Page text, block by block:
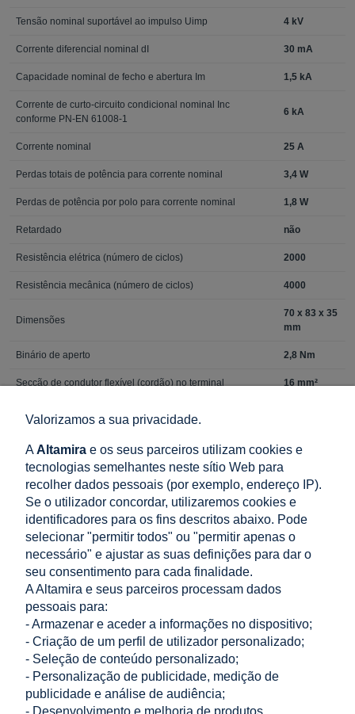
Tensão nominal suportável ao impulso Uimp 4 kV
Corrente diferencial nominal dI 30 mA
Capacidade nominal de fecho e abertura Im 1,5 kA
Corrente de curto-circuito condicional nominal Inc
conforme PN-EN 61008-1
6 kA
Corrente nominal 25 A
Perdas totais de potência para corrente nominal 3,4 W
Perdas de potência por polo para corrente nominal 1,8 W
Retardado não
Resistência elétrica (número de ciclos) 2000
Resistência mecânica (número de ciclos) 4000
Dimensões
70 x 83 x 35
mm
Binário de aperto 2,8 Nm
Secção de condutor flexível (cordão) no terminal 16 mm²
Tipo de ligação
parafuso
Norma EN 61008-1
Diretiva europeia RoHs conforme
Grau de proteção IP20
Tipo de interruptor diferencial
Temperatura de funcionamento
LOJA
AJUDA
Valorizamos a sua privacidade.
AAltamira e os seus parceiros utilizam cookies e
tecnologias semelhantes neste sítio Web para
recolher dados pessoais (por exemplo, endereço IP).
Se o utilizador concordar, utilizaremos cookies e
identificadores para os fins descritos abaixo. Pode
selecionar "permitir todos" ou "permitir apenas o
necessário" e ajustar as suas definições para dar o
seu consentimento para cada finalidade.
A Altamira e seus parceiros processam dados
pessoais para:
- Armazenar e aceder a informações no dispositivo;
- Criação de um perfil de utilizador personalizado;
- Seleção de conteúdo personalizado;
- Personalização de publicidade, medição de
publicidade e análise de audiência;